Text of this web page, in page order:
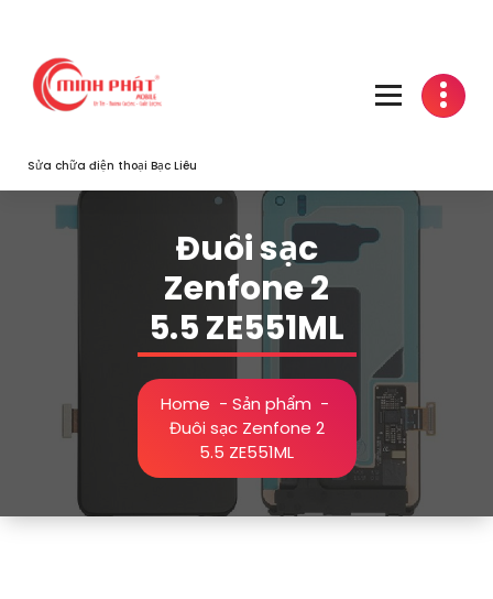
content
Sửa chữa điện thoại Bạc Liêu
Đuôi sạc
Zenfone 2
5.5 ZE551ML
Home - Sản phẩm -
Đuôi sạc Zenfone 2
5.5 ZE551ML